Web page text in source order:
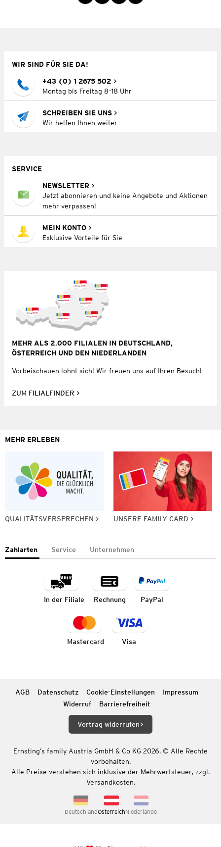
WIR SIND FÜR SIE DA!
+43 (0) 1 2675 502
Montag bis Freitag 8–18 Uhr
SCHREIBEN SIE UNS
Wir helfen Ihnen weiter
SERVICE
NEWSLETTER
Jetzt abonnieren und keine Angebote und Aktionen
mehr verpassen!
MEIN KONTO
Exklusive Vorteile für Sie
MEHR ALS 2.000 FILIALEN IN DEUTSCHLAND,
ÖSTERREICH UND DEN NIEDERLANDEN
Vorbeischauen lohnt sich! Wir freuen uns auf Ihren Besuch!
ZUM FILIALFINDER
MEHR ERLEBEN
QUALITÄTSVERSPRECHEN UNSERE FAMILY CARD
Zahlarten Service Unternehmen
In der Filiale Rechnung PayPal
Mastercard Visa
AGB Datenschutz Cookie-Einstellungen
Impressum
Widerruf
Barrierefreiheit
Vertrag widerrufen
Ernsting’s family Austria GmbH & Co KG 2026. © Alle Rechte
vorbehalten.
Alle Preise verstehen sich inklusive der Mehrwertsteuer, zzgl.
Versandkosten.
DeutschlandÖsterreichNiederlande